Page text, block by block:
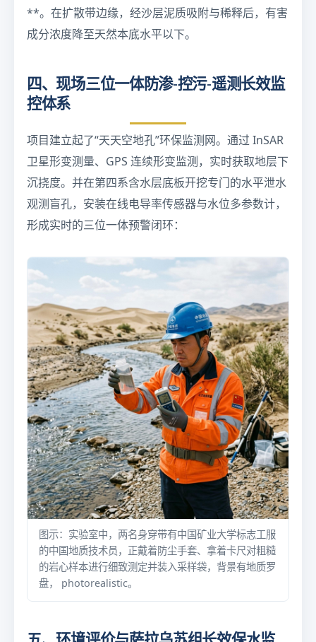
m
1
^
{-
}
e
xt
{
c
m
/s
**。在扩散带边缘，经沙层泥质吸附与稀释后，有害
成分浓度降至天然本底水平以下。
四、现场三位一体防渗-控污-遥测长效监
控体系
项目建立起了“天天空地孔”环保监测网。通过 InSAR
卫星形变测量、GPS 连续形变监测，实时获取地层下
沉挠度。并在第四系含水层底板开挖专门的水平泄水
观测盲孔，安装在线电导率传感器与水位多参数计，
形成实时的三位一体预警闭环：
图示：实验室中，两名身穿带有中国矿业大学标志工服
的中国地质技术员，正戴着防尘手套、拿着卡尺对粗糙
的岩心样本进行细致测定并装入采样袋，背景有地质罗
盘， photorealistic。